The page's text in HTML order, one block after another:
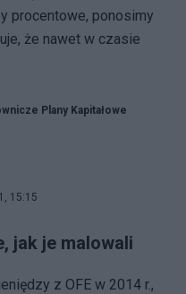
procentowe, ponosimy
że nawet w czasie
Plany Kapitałowe
15:15
jak je malowali
z OFE w 2014 r.,